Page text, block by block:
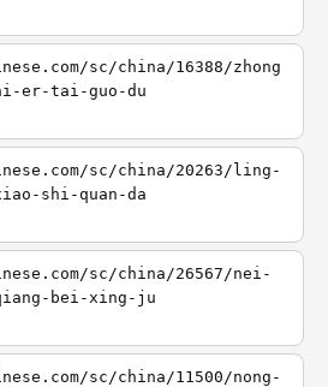
sc/china/16388/zhong
er-tai-guo-du
sc/china/20263/ling-
shi-quan-da
sc/china/26567/nei-
bei-xing-ju
sc/china/11500/nong-